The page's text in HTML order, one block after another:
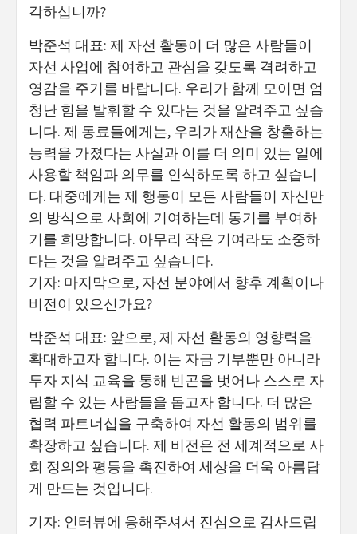
각하십니까?
박준석 대표: 제 자선 활동이 더 많은 사람들이
자선 사업에 참여하고 관심을 갖도록 격려하고
영감을 주기를 바랍니다. 우리가 함께 모이면 엄
청난 힘을 발휘할 수 있다는 것을 알려주고 싶습
니다. 제 동료들에게는, 우리가 재산을 창출하는
능력을 가졌다는 사실과 이를 더 의미 있는 일에
사용할 책임과 의무를 인식하도록 하고 싶습니
다. 대중에게는 제 행동이 모든 사람들이 자신만
의 방식으로 사회에 기여하는데 동기를 부여하
기를 희망합니다. 아무리 작은 기여라도 소중하
다는 것을 알려주고 싶습니다.
기자: 마지막으로, 자선 분야에서 향후 계획이나
비전이 있으신가요?
박준석 대표: 앞으로, 제 자선 활동의 영향력을
확대하고자 합니다. 이는 자금 기부뿐만 아니라
투자 지식 교육을 통해 빈곤을 벗어나 스스로 자
립할 수 있는 사람들을 돕고자 합니다. 더 많은
협력 파트너십을 구축하여 자선 활동의 범위를
확장하고 싶습니다. 제 비전은 전 세계적으로 사
회 정의와 평등을 촉진하여 세상을 더욱 아름답
게 만드는 것입니다.
기자: 인터뷰에 응해주셔서 진심으로 감사드립